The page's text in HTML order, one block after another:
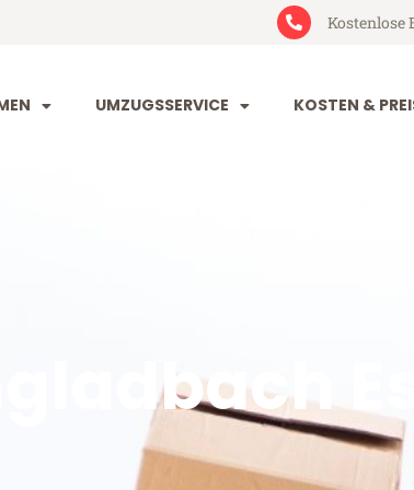
Kostenlose
UMZUGSSERVICE KOSTEN &